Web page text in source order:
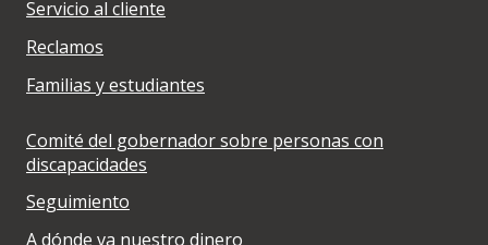
Servicio al cliente
Reclamos
Familias y estudiantes
Comité del gobernador sobre personas con
discapacidades
Seguimiento
A dónde va nuestro dinero